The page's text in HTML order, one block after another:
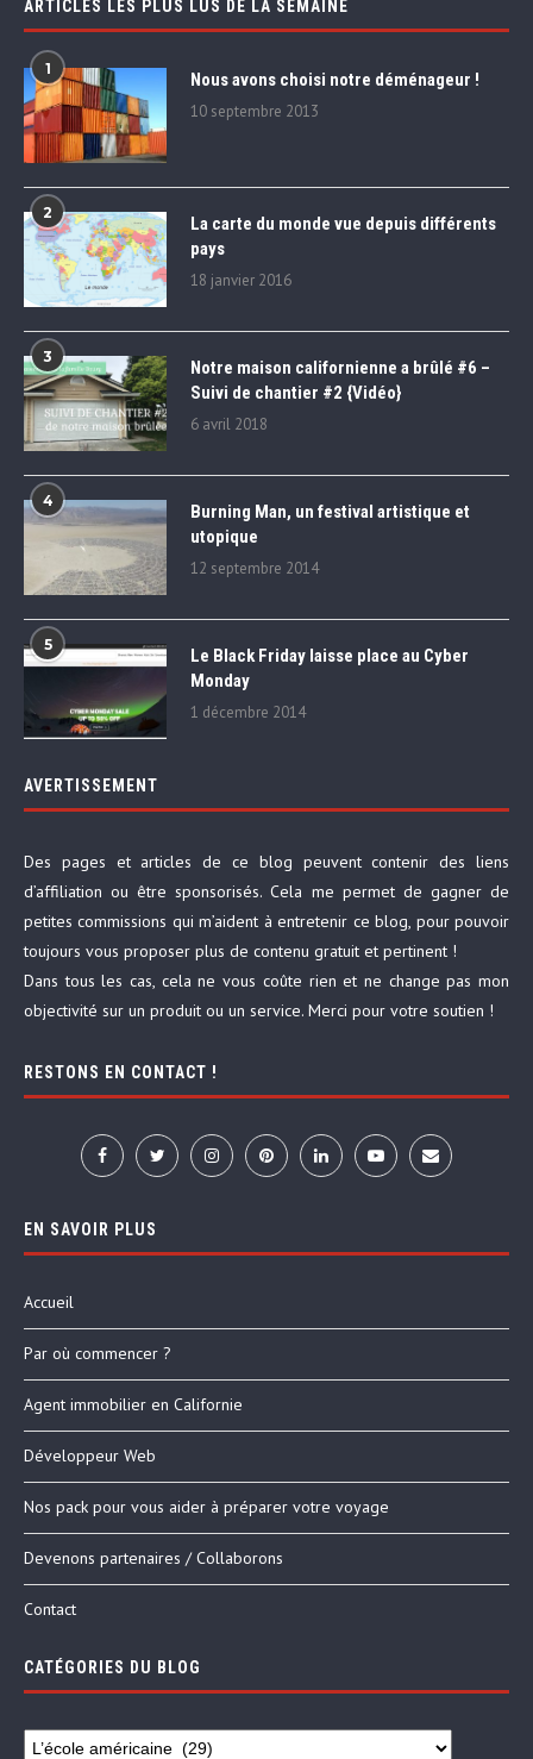
ARTICLES LES PLUS LUS DE LA SEMAINE
1 Nous avons choisi notre déménageur !
10 septembre 2013
2
La carte du monde vue depuis différents
pays
18 janvier 2016
3
Notre maison californienne a brûlé #6 –
Suivi de chantier #2 {Vidéo}
6 avril 2018
4
Burning Man, un festival artistique et
utopique
12 septembre 2014
5
Le Black Friday laisse place au Cyber
Monday
1 décembre 2014
AVERTISSEMENT
Des pages et articles de ce blog peuvent contenir des liens
d’affiliation ou être sponsorisés. Cela me permet de gagner de
petites commissions qui m’aident à entretenir ce blog, pour pouvoir
toujours vous proposer plus de contenu gratuit et pertinent !
Dans tous les cas, cela ne vous coûte rien et ne change pas mon
objectivité sur un produit ou un service. Merci pour votre soutien !
RESTONS EN CONTACT !
EN SAVOIR PLUS
Accueil
Par où commencer ?
Agent immobilier en Californie
Développeur Web
Nos pack pour vous aider à préparer votre voyage
Devenons partenaires / Collaborons
Contact
CATÉGORIES DU BLOG